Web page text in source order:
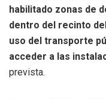
habilitado zonas de
dentro del recinto
uso del transporte
acceder a las
prevista.